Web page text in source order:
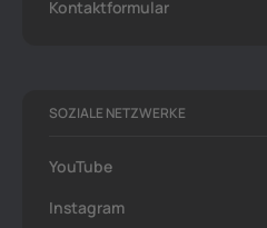
Kontaktformular
SOZIALE NETZWERKE
YouTube
Instagram